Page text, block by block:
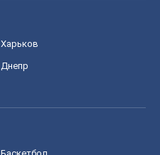
Харьков
Днепр